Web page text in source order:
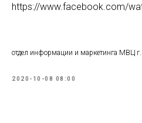
https://www.facebook.com/
отдел информации и маркетинга МВЦ г.
2020-10-08 08:00